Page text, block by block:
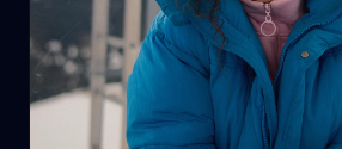
entertainment area. ⠀ For
information:info@ambassadori.com;